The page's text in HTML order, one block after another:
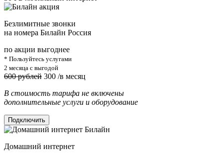
Безлимитные звонки
на номера Билайн Россия
по акции выгоднее
* Пользуйтесь услугами
2 месяца с выгодой
600 рублей 300 /в месяц
В стоимость тарифа не включены
дополнительные услуги и оборудование
Подключить
Домашний интернет